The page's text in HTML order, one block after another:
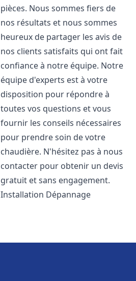
pièces. Nous sommes fiers de
nos résultats et nous sommes
heureux de partager les avis de
nos clients satisfaits qui ont fait
confiance à notre équipe. Notre
équipe d'experts est à votre
disposition pour répondre à
toutes vos questions et vous
fournir les conseils nécessaires
pour prendre soin de votre
chaudière. N'hésitez pas à nous
contacter pour obtenir un devis
gratuit et sans engagement.
Installation Dépannage